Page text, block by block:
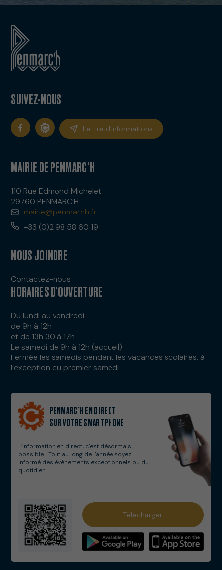
Services municipaux
Numéros utiles
SUIVEZ-NOUS
Lettre d’informations
MAIRIE DE PENMARC’H
110 Rue Edmond Michelet
29760 PENMARC’H
mairie@penmarch.fr
+33 (0)2 98 58 60 19
NOUS JOINDRE
Contactez-nous
HORAIRES D'OUVERTURE
Du lundi au vendredi
de 9h à 12h
et de 13h 30 à 17h
Le samedi de 9h à 12h (accueil)
Fermée les samedis pendant les vacances scolaires, à
l’exception du premier samedi
PENMARC’H EN DIRECT
SUR VOTRE SMARTPHONE
L’information en direct, c’est désormais
possible ! Tout au long de l’année soyez
informé des évènements exceptionnels ou du
quotidien..
Télécharger